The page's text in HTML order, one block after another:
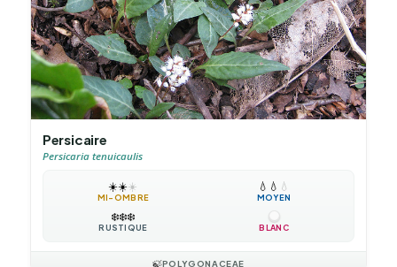
Persicaire
Persicaria tenuicaulis
☀️☀️☀️
MI-OMBRE
💧 💧 💧
MOYEN
❄️❄️❄️
RUSTIQUE BLANC
🍃POLYGONACEAE